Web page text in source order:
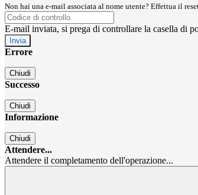
Non hai una e-mail associata al nome utente? Effettua il
E-mail inviata, si prega di controllare la casella di
Errore
Chiudi
Successo
Chiudi
Informazione
Chiudi
Attendere...
Attendere il completamento dell'operazione...